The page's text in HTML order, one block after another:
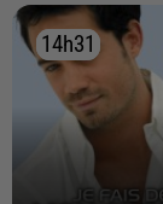
14h31
14h31